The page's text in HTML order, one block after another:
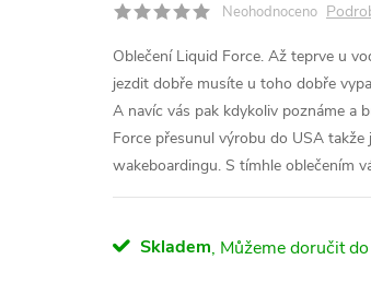
Neohodnoceno
Oblečení Liquid Force. Až teprve u
jezdit dobře musíte u toho dobře
A navíc vás pak kdykoliv poznáme a
Force přesunul výrobu do USA
wakeboardingu. S tímhle oblečením
Skladem